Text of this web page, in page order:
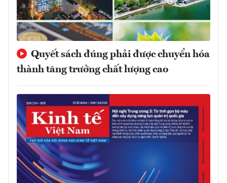
Quyết sách đúng phải được chuyển hóa
thành tăng trưởng chất lượng cao